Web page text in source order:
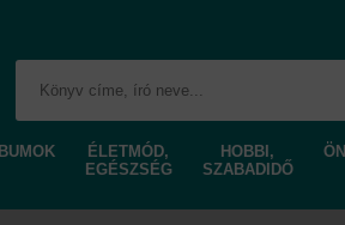
ÉLETMÓD,
EGÉSZSÉG
HOBBI,
SZABADIDŐ